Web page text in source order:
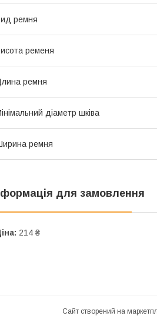
ремня
ременя
ремня
діаметр шківа
ремня
для замовлення
214 ₴
Сайт створений на